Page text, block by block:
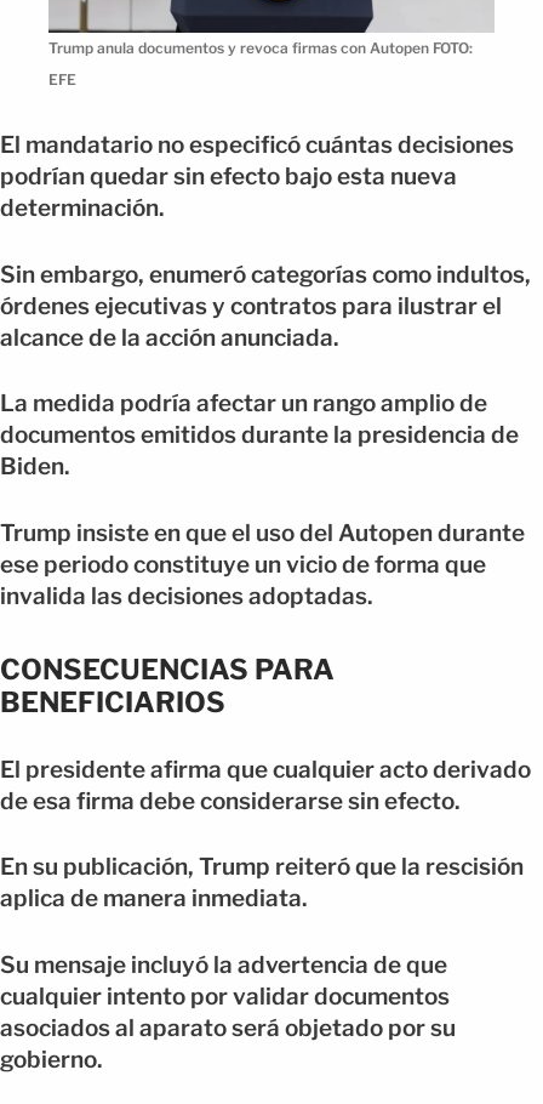
Trump anula documentos y revoca firmas con Autopen FOTO:
EFE
El mandatario no especificó cuántas decisiones
podrían quedar sin efecto bajo esta nueva
determinación.
Sin embargo, enumeró categorías como indultos,
órdenes ejecutivas y contratos para ilustrar el
alcance de la acción anunciada.
La medida podría afectar un rango amplio de
documentos emitidos durante la presidencia de
Biden.
Trump insiste en que el uso del Autopen durante
ese periodo constituye un vicio de forma que
invalida las decisiones adoptadas.
CONSECUENCIAS PARA
BENEFICIARIOS
El presidente afirma que cualquier acto derivado
de esa firma debe considerarse sin efecto.
En su publicación, Trump reiteró que la rescisión
aplica de manera inmediata.
Su mensaje incluyó la advertencia de que
cualquier intento por validar documentos
asociados al aparato será objetado por su
gobierno.